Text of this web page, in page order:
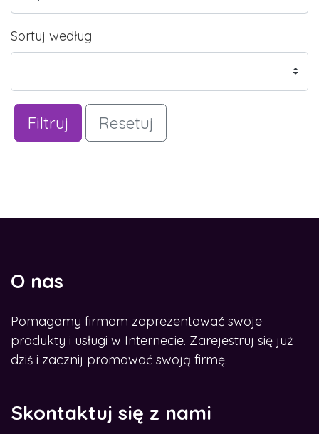
Sortuj według
Filtruj Resetuj
O nas
Pomagamy firmom zaprezentować swoje
produkty i usługi w Internecie. Zarejestruj się już
dziś i zacznij promować swoją firmę.
Skontaktuj się z nami